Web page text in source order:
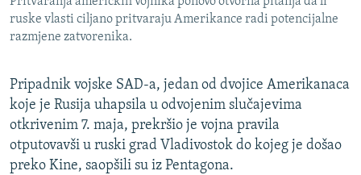
POPLAVE I KLIZIŠTA U BIH 2024.
TV LIBERTY
MOJA EVROPA
TRI DECENIJE OD RATA U BIH
SVE KARTE DEJTONA
Sve RFE/RL stranice
ruske vlasti ciljano pritvaraju Amerikance radi potencijalne
razmjene zatvorenika.
Pripadnik vojske SAD-a, jedan od dvojice Amerikanaca
koje je Rusija uhapsila u odvojenim slučajevima
otkrivenim 7. maja, prekršio je vojna pravila
otputovavši u ruski grad Vladivostok do kojeg je došao
preko Kine, saopšili su iz Pentagona.